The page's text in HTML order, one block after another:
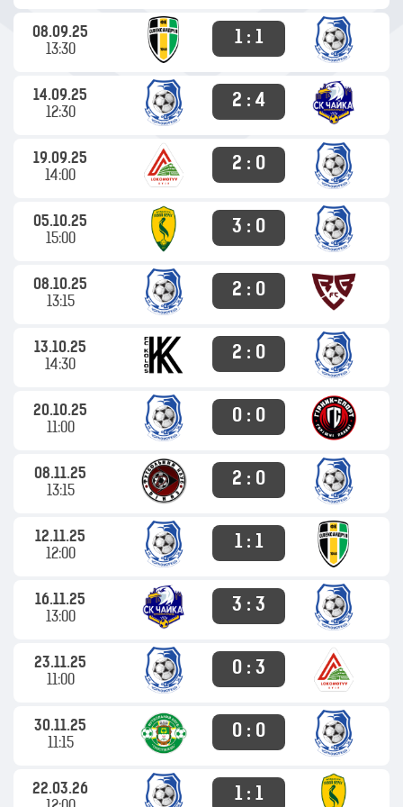
08.09.25
13:30
1 : 1
14.09.25
12:30
2 : 4
19.09.25
14:00
2 : 0
05.10.25
15:00
3 : 0
08.10.25
13:15
2 : 0
13.10.25
14:30
2 : 0
20.10.25
11:00
0 : 0
08.11.25
13:15
2 : 0
12.11.25
12:00
1 : 1
16.11.25
13:00
3 : 3
23.11.25
11:00
0 : 3
30.11.25
11:15
0 : 0
22.03.26
1 : 1